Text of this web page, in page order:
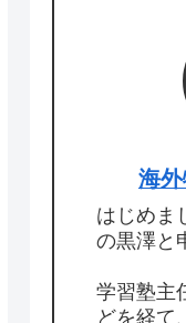
海
はじめま
の黒澤と
学習塾主
どを経て